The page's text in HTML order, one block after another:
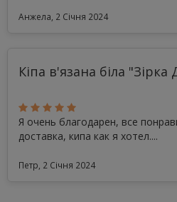
Анжела, 2 Січня 2024
Кіпа в'язана біла
Я очень благодарен, все
доставка, кипа как я хотел....
Петр, 2 Січня 2024